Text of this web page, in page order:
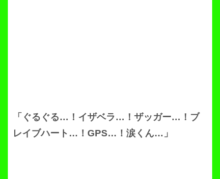
「ぐるぐる…！イザベラ…！ザッガー…！ブ
レイブハート…！GPS…！涙くん…」